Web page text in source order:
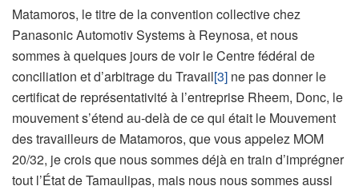
Matamoros, le titre de la convention collective chez
Panasonic Automotiv Systems à Reynosa, et nous
sommes à quelques jours de voir le Centre fédéral de
conciliation et d’arbitrage du Travail[3] ne pas donner le
certificat de représentativité à l’entreprise Rheem, Donc, le
mouvement s’étend au-delà de ce qui était le Mouvement
des travailleurs de Matamoros, que vous appelez MOM
20/32, je crois que nous sommes déjà en train d’imprégner
tout l’État de Tamaulipas, mais nous nous sommes aussi